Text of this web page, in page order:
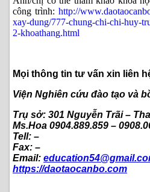
công trình:http://
xay-dung/777-chung-chi-chi-huy-
2-khoathang.html
Mọi thông tin tư vấn xin liên
Viện Nghiên cứu đào tạo và
Trụ sở: 301 Nguyễn Trãi –
Ms.Hoa 0904.889.859 –
Tell: –
Fax: –
Email:
https://daotaocanbo.com